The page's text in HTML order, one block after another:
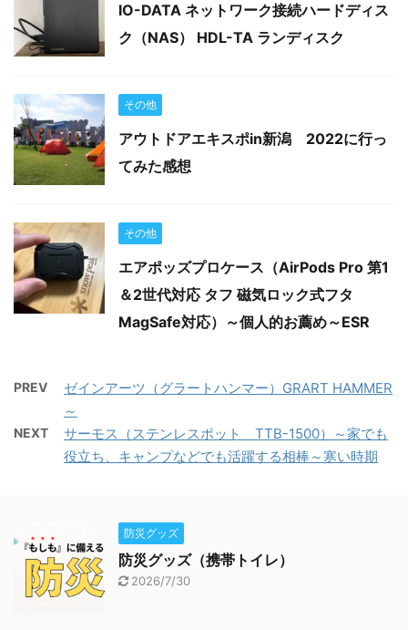
IO-DATA ネットワーク接続ハードディス
ク（NAS） HDL-TA ランディスク
その他
アウトドアエキスポin新潟 2022に行っ
てみた感想
その他
エアポッズプロケース（AirPods Pro 第1
＆2世代対応 タフ 磁気ロック式フタ
MagSafe対応）～個人的お薦め～ESR
PREV
ゼインアーツ（グラートハンマー）GRART HAMMER
～
NEXT
サーモス（ステンレスポット TTB-1500）～家でも
役立ち、キャンプなどでも活躍する相棒～寒い時期
防災グッズ
防災グッズ（携帯トイレ）
2026/7/30